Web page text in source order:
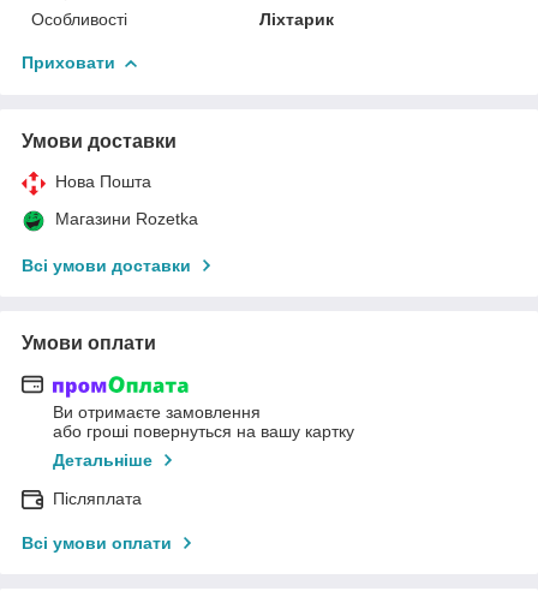
Особливості
Ліхтарик
Приховати
Умови доставки
Нова Пошта
Магазини Rozetka
Всі умови доставки
Умови оплати
Ви отримаєте замовлення
або гроші повернуться на вашу картку
Детальніше
Післяплата
Всі умови оплати